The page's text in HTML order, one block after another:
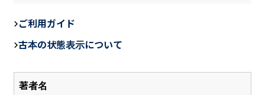
著者名
e
b
o
ご利用ガイド
古本の状態表示について